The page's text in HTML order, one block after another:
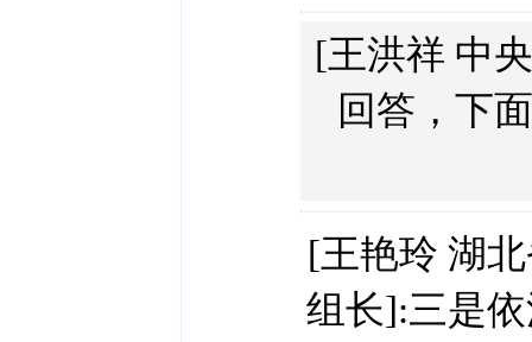
[王洪祥 中
回答，下
[王艳玲 湖
组长]:三是